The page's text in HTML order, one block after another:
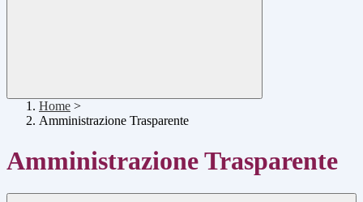
Home >
Amministrazione Trasparente
Amministrazione Trasparente